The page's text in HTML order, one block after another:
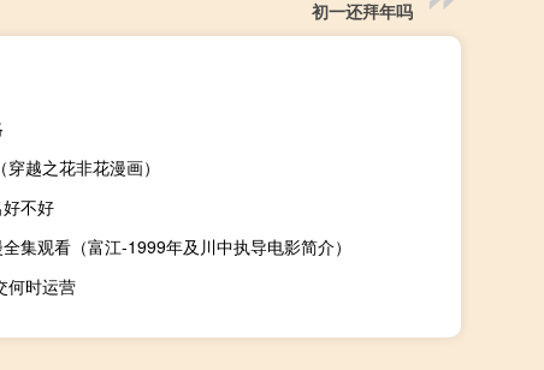
初一还拜年吗
越之花非花漫画）
不好
集观看（富江-1999年及川中执导电影简介）
何时运营